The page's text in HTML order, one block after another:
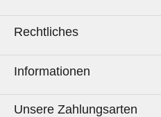
Rechtliches
Informationen
Unsere Zahlungsarten